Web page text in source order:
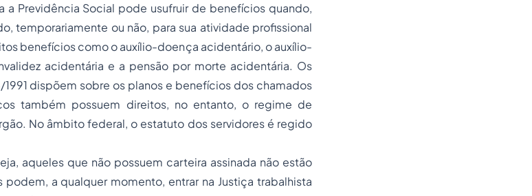
a Previdência Social pode usufruir de benefícios quando,
temporariamente ou não, para sua atividade profissional
benefícios como o auxílio-doença acidentário, o auxílio-
acidentária e a pensão por morte acidentária. Os
1991 dispõem sobre os planos e benefícios dos chamados
também possuem direitos, no entanto, o regime de
No âmbito federal, o estatuto dos servidores é regido
aqueles que não possuem carteira assinada não estão
a qualquer momento, entrar na Justiça trabalhista